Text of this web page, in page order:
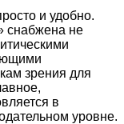
и удобно.
снабжена не
зрения для
в
уровне.